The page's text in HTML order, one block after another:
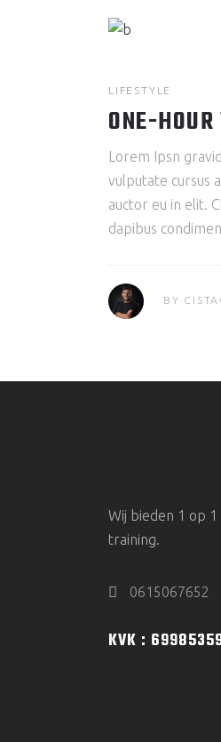
LIFESTYLE
ONE-
Lorem Ipsn
vulputate cursus
auctor eu in elit.
dapibus
BY
Wij bieden 1 op
training.
0615067652
KVK :